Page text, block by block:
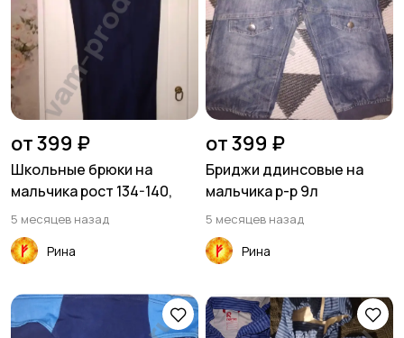
от 399 ₽
Школьные брюки на
мальчика рост 134-140,
5 месяцев назад
Рина
от 399 ₽
Бриджи ддинсовые на
мальчика р-р 9л
5 месяцев назад
Рина